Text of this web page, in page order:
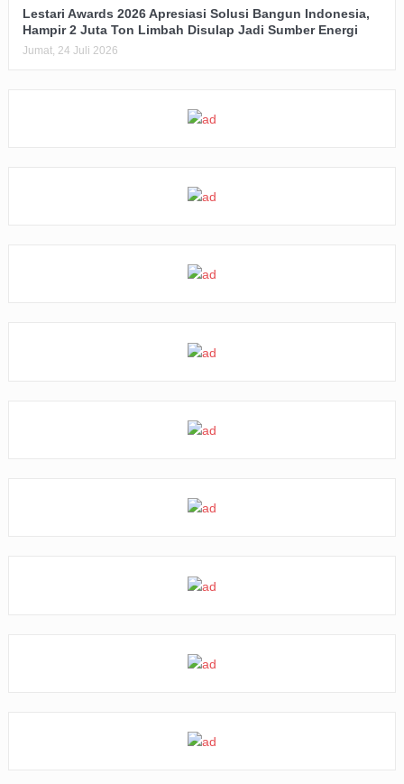
Lestari Awards 2026 Apresiasi Solusi Bangun Indonesia,
Hampir 2 Juta Ton Limbah Disulap Jadi Sumber Energi
Jumat, 24 Juli 2026